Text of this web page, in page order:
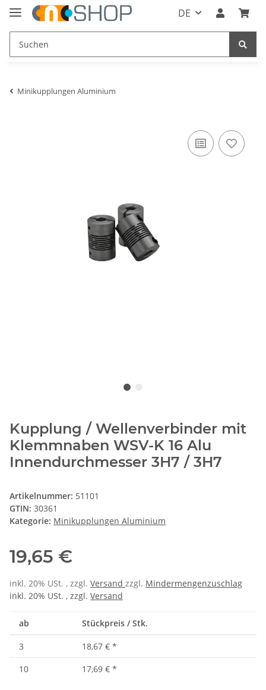
DE
Minikupplungen Aluminium
Kupplung / Wellenverbinder mit
Klemmnaben WSV-K 16 Alu
Innendurchmesser 3H7 / 3H7
Artikelnummer: 51101
GTIN: 30361
Kategorie: Minikupplungen Aluminium
19,65 €
inkl. 20% USt. , zzgl. Versand zzgl. Mindermengenzuschlag
inkl. 20% USt. , zzgl. Versand
ab Stückpreis / Stk.
3 18,67 € *
10
17,69 € *